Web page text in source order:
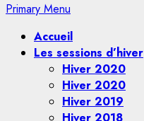
Primary Menu
Accueil
Les sessions d’hiver
Hiver 2020
Hiver 2020
Hiver 2019